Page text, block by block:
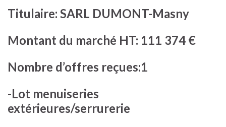
Titulaire: SARL DUMONT-Masny
Montant du marché HT: 111 374 €
Nombre d’offres reçues:1
-Lot menuiseries
extérieures/serrurerie